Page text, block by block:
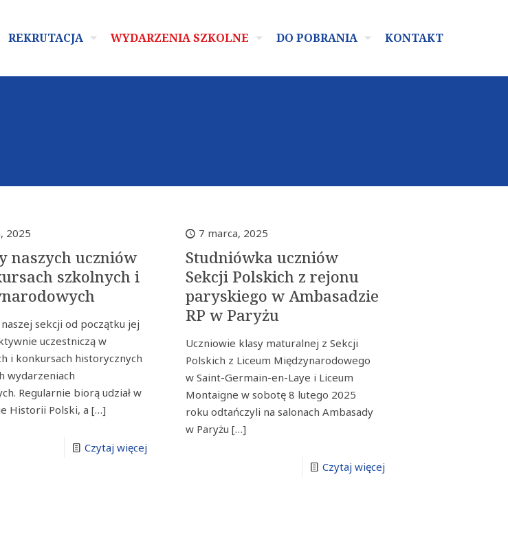
REKRUTACJA WYDARZENIA SZKOLNE DO POBRANIA KONTAKT
2025
naszych uczniów
szkolnych i
sekcji od początku jej
uczestniczą w
i konkursach historycznych
wydarzeniach
Regularnie biorą udział w
Historii Polski, a […]
Czytaj więcej
7 marca, 2025
Studniówka uczniów
Sekcji Polskich z rejonu
paryskiego w Ambasadzie
RP w Paryżu
Uczniowie klasy maturalnej z Sekcji
Polskich z Liceum Międzynarodowego
w Saint-Germain-en-Laye i Liceum
Montaigne w sobotę 8 lutego 2025
roku odtańczyli na salonach Ambasady
w Paryżu […]
Czytaj więcej